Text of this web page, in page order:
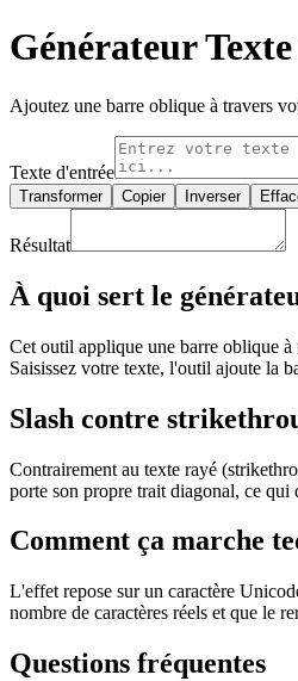
Générateur
Ajoutez une barre oblique à travers
Texte d'entrée
Transformer Copier Inverser
Résultat
À quoi sert le
Cet outil applique une barre oblique à
Saisissez votre texte, l'outil ajoute la
Slash contre
Contrairement au texte rayé
porte son propre trait diagonal, ce
Comment ça marche
L'effet repose sur un caractère
nombre de caractères réels et que le
Questions fréquentes